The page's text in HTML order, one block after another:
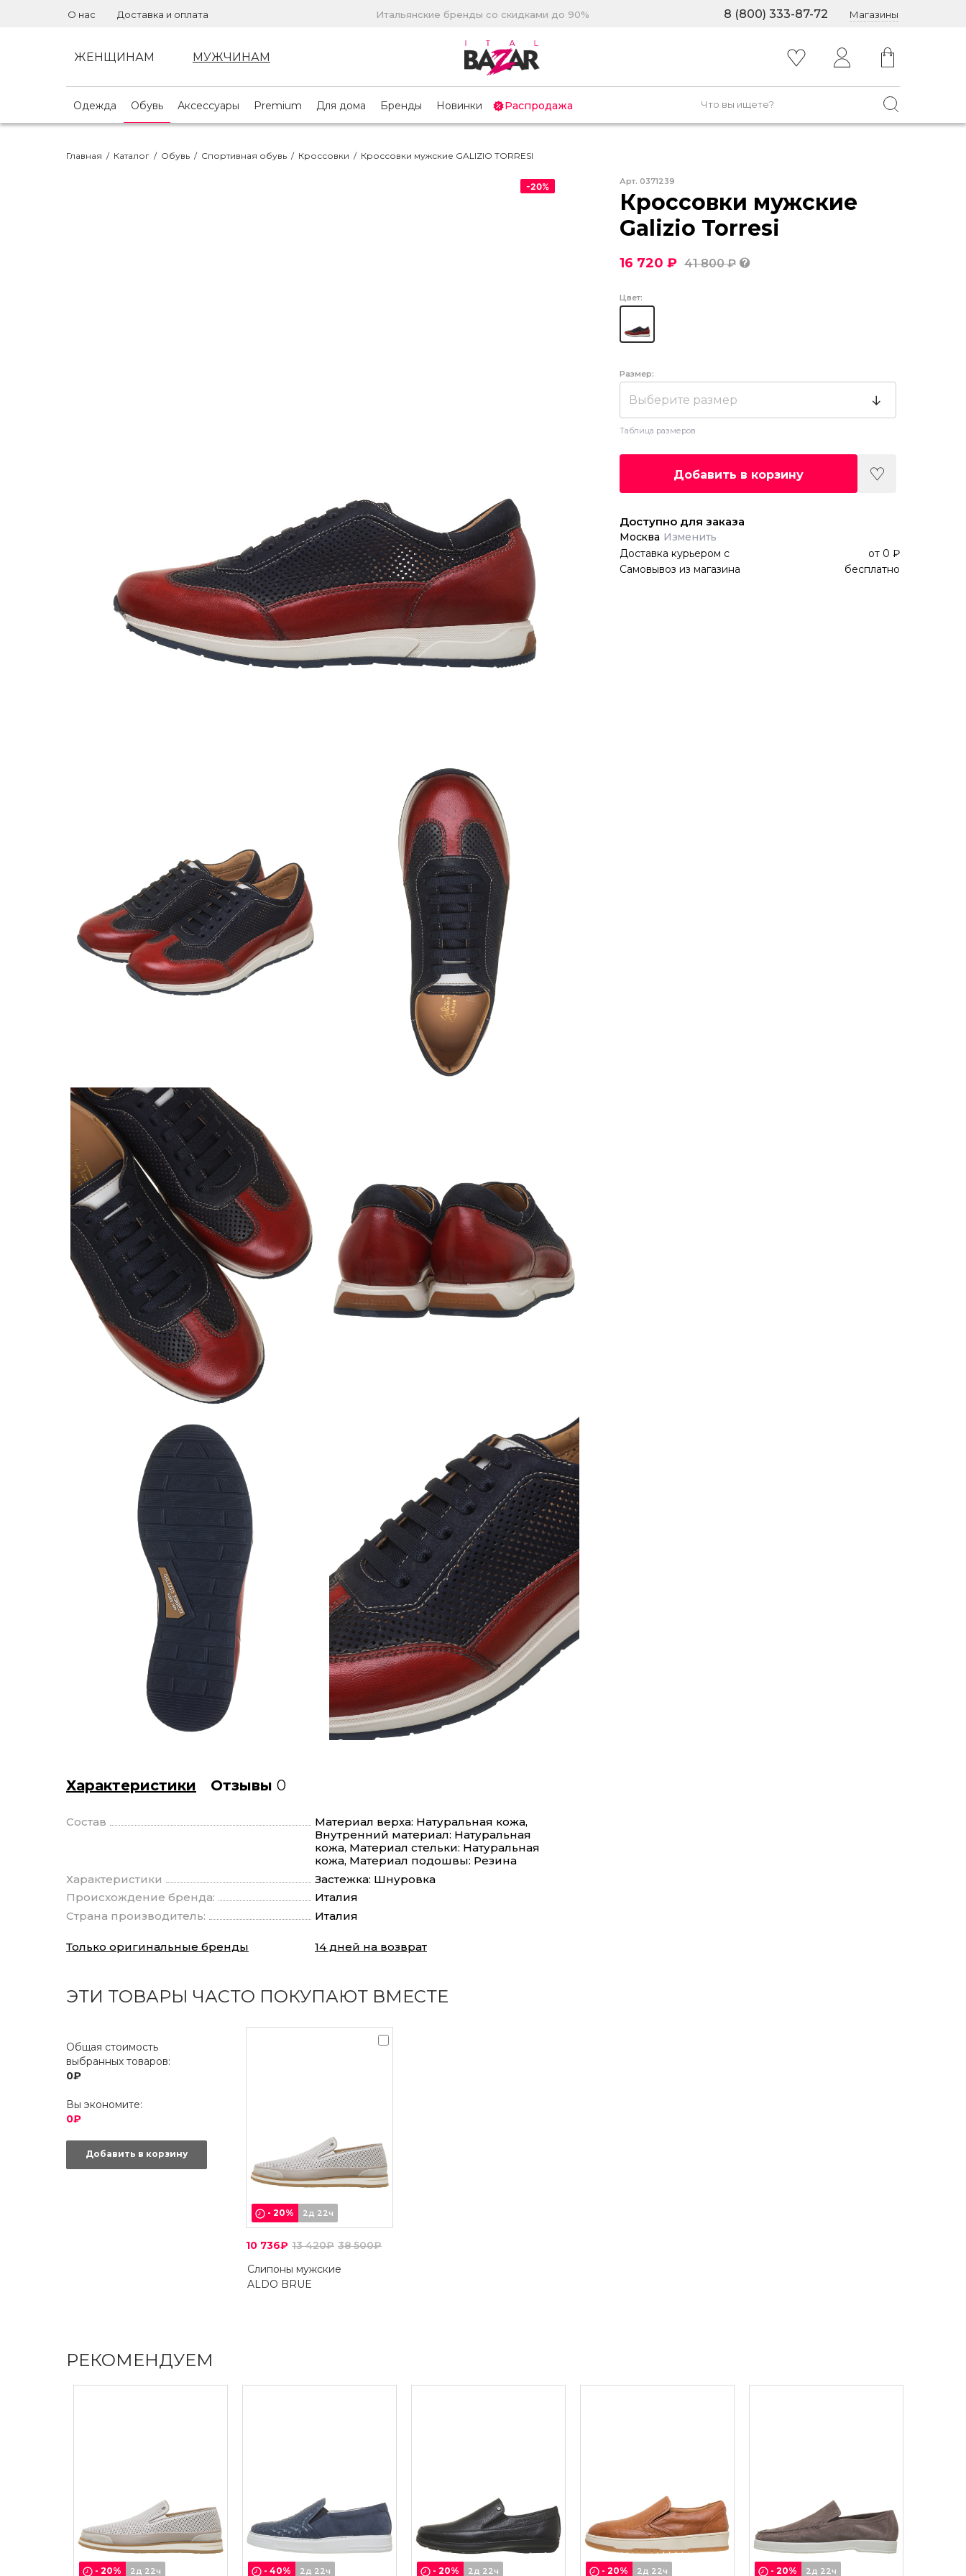
О нас Доставка и оплата Итальянские бренды со скидками до 90% 8 (800) 333-87-72 Магазины
ЖЕНЩИНАМ МУЖЧИНАМ
Одежда Обувь Аксессуары Premium Для дома Бренды Новинки Распродажа
Главная / Каталог / Обувь / Спортивная обувь / Кроссовки / Кроссовки мужские GALIZIO TORRESI
-20% Арт. 0371239
Кроссовки мужские
Galizio Torresi
16 720 ₽ 41 800 ₽
Цвет:
Размер:
Выберите размер
Таблица размеров
Добавить в корзину
Доступно для заказа
Москва Изменить
Доставка курьером с от 0 ₽
Самовывоз из магазина
бесплатно
Характеристики Отзывы 0
Состав
Материал верха: Натуральная кожа,
Внутренний материал: Натуральная
кожа, Материал стельки: Натуральная
кожа, Материал подошвы: Резина
Характеристики
Застежка: Шнуровка
Происхождение бренда:
Италия
Страна производитель:
Италия
Только оригинальные бренды 14 дней на возврат
ЭТИ ТОВАРЫ ЧАСТО ПОКУПАЮТ ВМЕСТЕ
Общая стоимость
выбранных товаров:
0₽
Вы экономите:
0₽
Добавить в корзину
- 20% 2д 22ч
10 736₽ 13 420₽ 38 500₽
Слипоны мужские
ALDO BRUE
РЕКОМЕНДУЕМ
- 20% 2д 22ч - 40% 2д 22ч - 20% 2д 22ч - 20% 2д 22ч - 20% 2д 22ч